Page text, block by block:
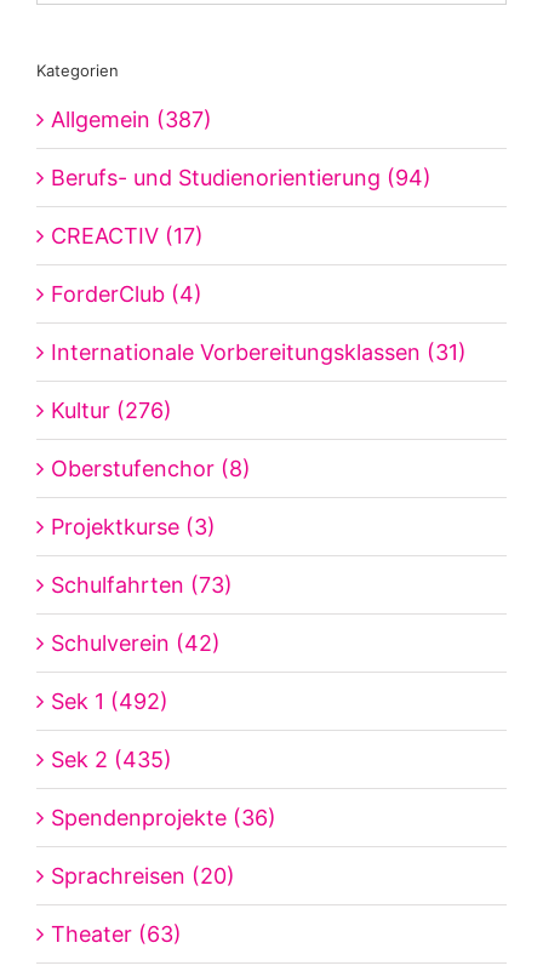
Kategorien
Allgemein (387)
Berufs- und Studienorientierung (94)
CREACTIV (17)
ForderClub (4)
Internationale Vorbereitungsklassen (31)
Kultur (276)
Oberstufenchor (8)
Projektkurse (3)
Schulfahrten (73)
Schulverein (42)
Sek 1 (492)
Sek 2 (435)
Spendenprojekte (36)
Sprachreisen (20)
Theater (63)